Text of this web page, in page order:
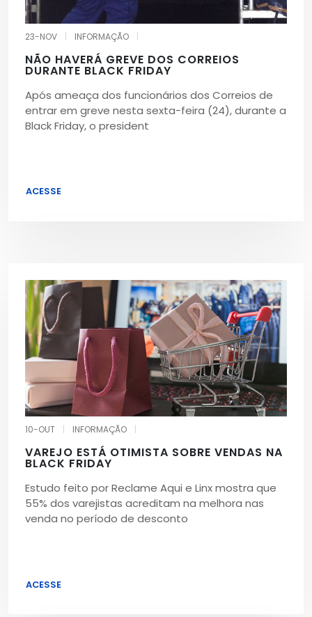
23-NOV INFORMAÇÃO
NÃO HAVERÁ GREVE DOS CORREIOS
DURANTE BLACK FRIDAY
Após ameaça dos funcionários dos Correios de
entrar em greve nesta sexta-feira (24), durante a
Black Friday, o president
ACESSE
10-OUT INFORMAÇÃO
VAREJO ESTÁ OTIMISTA SOBRE VENDAS NA
BLACK FRIDAY
Estudo feito por Reclame Aqui e Linx mostra que
55% dos varejistas acreditam na melhora nas
venda no período de desconto
ACESSE